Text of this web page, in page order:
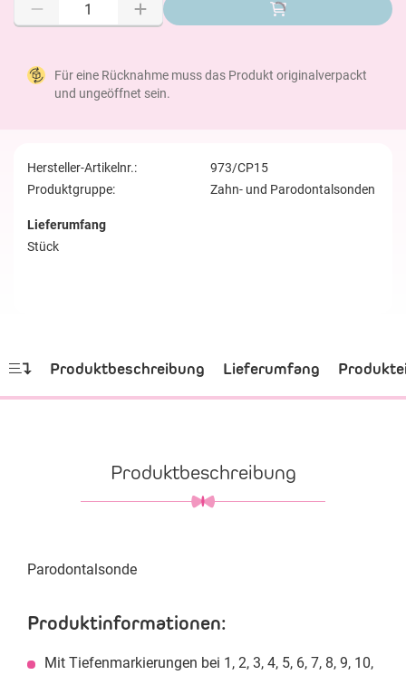
Für eine Rücknahme muss das Produkt originalverpackt
und ungeöffnet sein.
Hersteller-Artikelnr.:
973/CP15
Produktgruppe:
Zahn- und Parodontalsonden
Lieferumfang
Stück
Produktbeschreibung Lieferumfang
Produktbeschreibung
Parodontalsonde
Produktinformationen:
Mit Tiefenmarkierungen bei 1, 2, 3, 4, 5, 6, 7, 8, 9, 10,